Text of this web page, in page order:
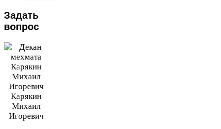
Задать
вопрос
Карякин
Михаил
Игоревич